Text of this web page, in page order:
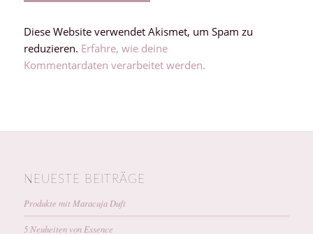
Diese Website verwendet Akismet, um Spam zu
reduzieren. Erfahre, wie deine
Kommentardaten verarbeitet werden.
NEUESTE BEITRÄGE
Produkte mit Maracuja Duft
5 Neuheiten von Essence